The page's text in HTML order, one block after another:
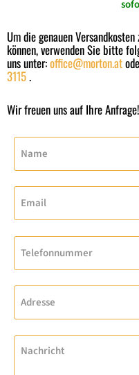
Um die genauen
können, verwenden Sie bitte
uns unter:office@morton.at
3115.
Wir freuen uns auf Ihre Anfrage!
Name
Email
Telefonnummer
Adresse
Nachricht